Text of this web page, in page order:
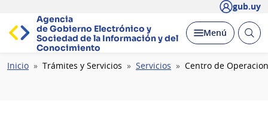
gub.uy
Agencia
de Gobierno Electrónico y
Sociedad de la Información y del
Conocimiento
Desplegar
Menú Abrir
Ruta
Inicio Trámites y Servicios Servicios Centro de